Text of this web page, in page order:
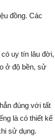
đồng. Các
uy tín lâu đời,
ở độ bền, sử
đúng với tất
là có thiết kế
sử dụng.